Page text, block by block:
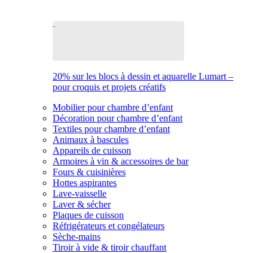
20% sur les blocs à dessin et aquarelle Lumart –
pour croquis et projets créatifs
Mobilier pour chambre d’enfant
Décoration pour chambre d’enfant
Textiles pour chambre d’enfant
Animaux à bascules
Appareils de cuisson
Armoires à vin & accessoires de bar
Fours & cuisinières
Hottes aspirantes
Lave-vaisselle
Laver & sécher
Plaques de cuisson
Réfrigérateurs et congélateurs
Sèche-mains
Tiroir à vide & tiroir chauffant